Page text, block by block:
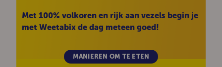
Met 100% volkoren en rijk aan vezels begin je
met Weetabix de dag meteen goed!
MANIEREN OM TE ETEN